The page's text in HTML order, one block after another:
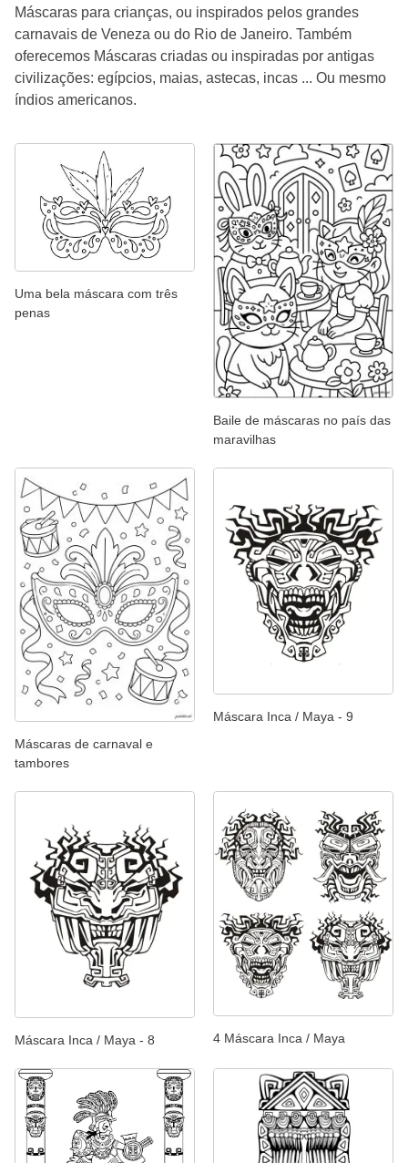
Máscaras para crianças, ou inspirados pelos grandes
carnavais de Veneza ou do Rio de Janeiro. Também
oferecemos Máscaras criadas ou inspiradas por antigas
civilizações: egípcios, maias, astecas, incas ... Ou mesmo
índios americanos.
Uma bela máscara com três
penas
Baile de máscaras no país das
maravilhas
Máscaras de carnaval e
tambores
Máscara Inca / Maya - 9
Máscara Inca / Maya - 8 4 Máscara Inca / Maya